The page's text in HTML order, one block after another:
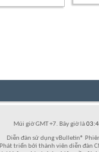
Múi giờ GMT +7. Bây giờ là
Diễn đàn sử dụng vBulletin®
Phát triển bởi thành viên diễn đàn